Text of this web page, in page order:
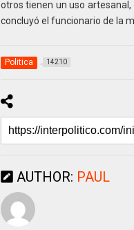
otros tienen un uso artesanal,
concluyó el funcionario de la
Politica 14210
AUTHOR: PAUL